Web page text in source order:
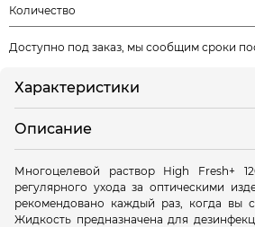
Количество
Доступно под заказ, мы сообщим сроки
Характеристики
Описание
Многоцелевой раствор High Fresh+
регулярного ухода за оптическими
рекомендовано каждый раз, когда вы
Жидкость предназначена для